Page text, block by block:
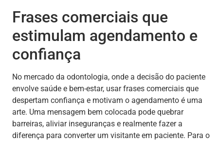
Frases comerciais que
estimulam agendamento e
confiança
No mercado da odontologia, onde a decisão do paciente
envolve saúde e bem-estar, usar frases comerciais que
despertam confiança e motivam o agendamento é uma
arte. Uma mensagem bem colocada pode quebrar
barreiras, aliviar inseguranças e realmente fazer a
diferença para converter um visitante em paciente. Para o